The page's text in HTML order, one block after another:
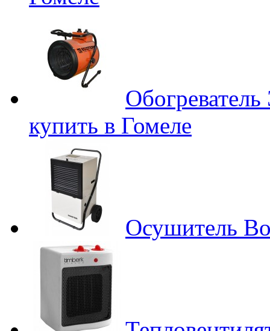
купить в Гомеле
Осушитель